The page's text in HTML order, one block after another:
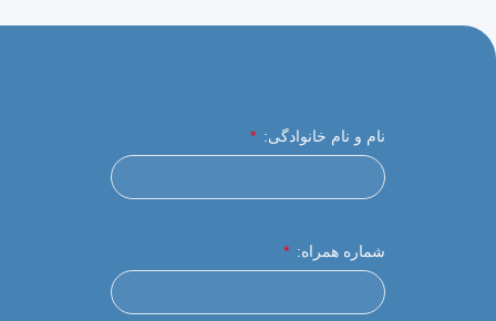
نام و نام خانوادگی:
شماره همراه: